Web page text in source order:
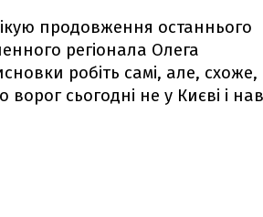
продовження останнього
регіонала Олега
робіть самі, але, схоже,
сьогодні не у Києві і